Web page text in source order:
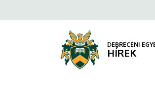
Algoritmusok
homokozóban
a
DEBRECENI
HÍREK